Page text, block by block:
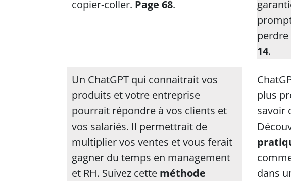
copier-coller. Page 68.
14.
Un ChatGPT qui connaitrait vos
produits et votre entreprise
pourrait répondre à vos clients et
vos salariés. Il permettrait de
multiplier vos ventes et vous ferait
gagner du temps en management
et RH. Suivez cette méthode
plus
savoir
dans